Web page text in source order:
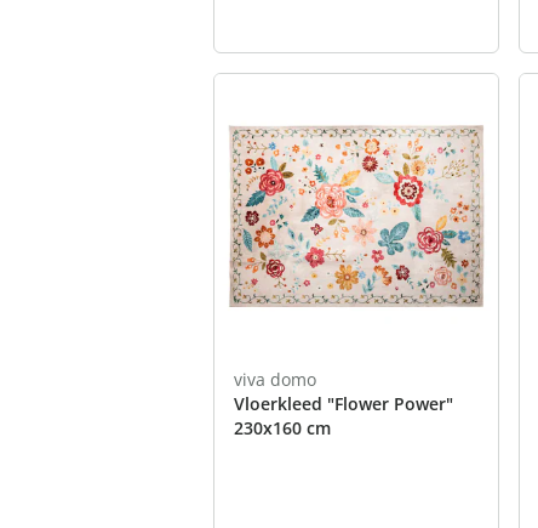
viva domo
Vloerkleed "Flower Power"
230x160 cm